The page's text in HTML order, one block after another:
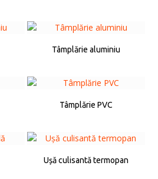
Tâmplărie aluminiu
Tâmplărie PVC
Ușă culisantă termopan